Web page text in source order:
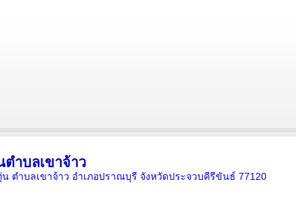
ตำบลเขาจ้าว
ตำบลเขาจ้าว อำเภอปราณบุรี จังหวัดประจวบคีรีขันธ์ 77120